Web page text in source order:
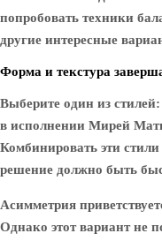
попробовать техники
другие интересные
Форма и текстура
Выберите один из
в исполнении Мирей
Комбинировать эти
решение должно быть
Асимметрия
Однако этот вариант не